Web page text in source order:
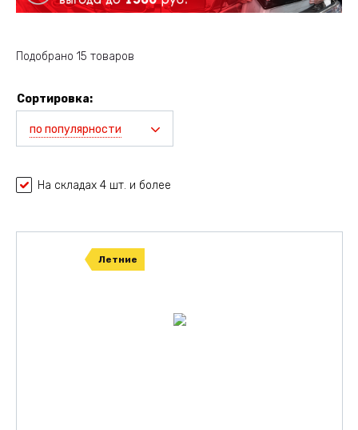
Подобрано 15 товаров
Сортировка:
по популярности
На складах 4 шт. и более
Летние